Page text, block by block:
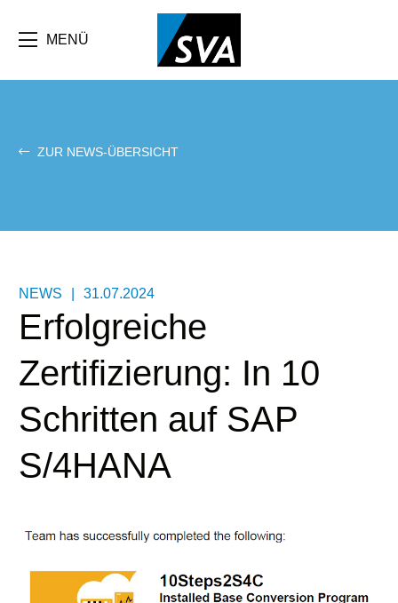
Inhalt
MENÜ
ZUR NEWS-ÜBERSICHT
NEWS 31.07.2024
Erfolgreiche
Zertifizierung: In 10
Schritten auf SAP
S/4HANA